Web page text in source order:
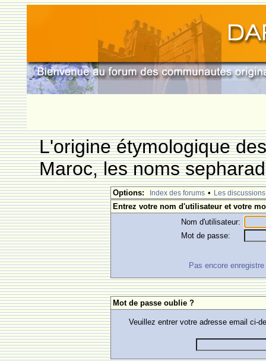
L'origine étymologique
Maroc, les noms
Options: Index des forums • Les discussions
Entrez votre nom d'utilisateur et votre
Nom d'utilisateur:
Mot de passe:
Pas encore
Mot de passe oublie ?
Veuillez entrer votre adresse email ci-